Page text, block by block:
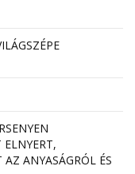
ELNYERT,
ANYASÁGRÓL ÉS